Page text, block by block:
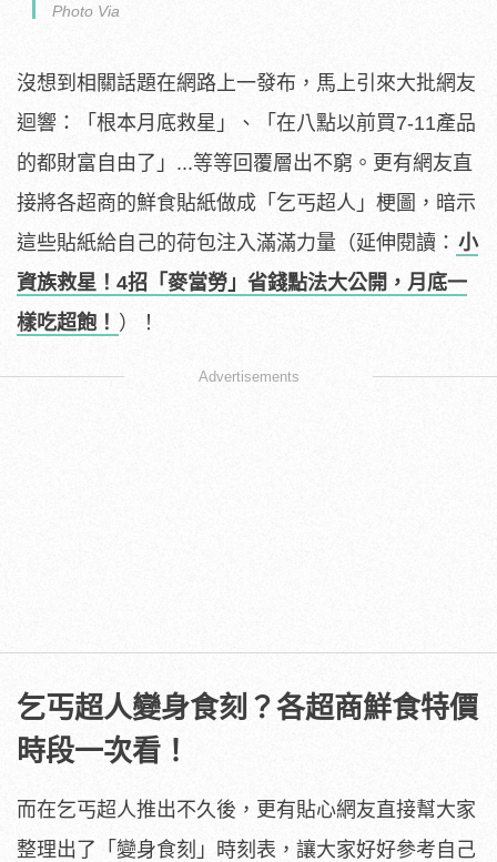
Photo Via
沒想到相關話題在網路上一發布，馬上引來大批網友
迴響：「根本月底救星」、「在八點以前買7-11產品
的都財富自由了」...等等回覆層出不窮。更有網友直
接將各超商的鮮食貼紙做成「乞丐超人」梗圖，暗示
這些貼紙給自己的荷包注入滿滿力量（延伸閱讀： 小
資族救星！4招「麥當勞」省錢點法大公開，月底一
樣吃超飽！ ）！
Advertisements
乞丐超人變身食刻？各超商鮮食特價
時段一次看！
而在乞丐超人推出不久後，更有貼心網友直接幫大家
整理出了「變身食刻」時刻表，讓大家好好參考自己